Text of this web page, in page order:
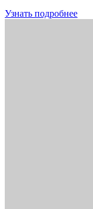
Узнать подробнее